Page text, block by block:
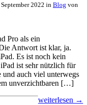
2022 in Blog von
Pro als ein
Antwort ist klar, ja.
Es ist noch kein
ist sehr nützlich für
und auch viel unterwegs
unverzichtbaren […]
weiterlesen →